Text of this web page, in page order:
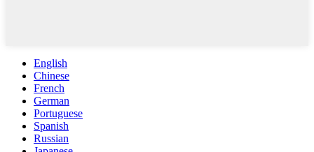
English
Chinese
French
German
Portuguese
Spanish
Russian